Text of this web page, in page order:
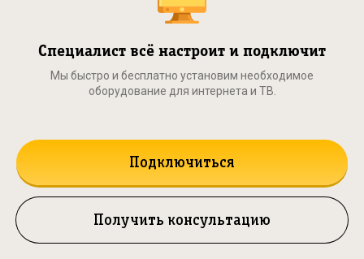
Специалист всё настроит и подключит
Мы быстро и бесплатно установим необходимое
оборудование для интернета и ТВ.
Подключиться
Получить консультацию